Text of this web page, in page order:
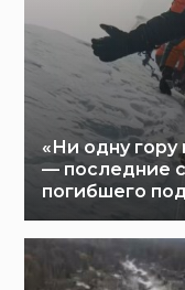
«Ни одну
— последние
погибшего